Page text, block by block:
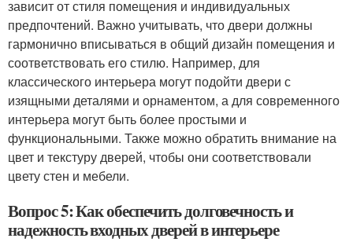
зависит от стиля помещения и индивидуальных
предпочтений. Важно учитывать, что двери должны
гармонично вписываться в общий дизайн помещения и
соответствовать его стилю. Например, для
классического интерьера могут подойти двери с
изящными деталями и орнаментом, а для современного
интерьера могут быть более простыми и
функциональными. Также можно обратить внимание на
цвет и текстуру дверей, чтобы они соответствовали
цвету стен и мебели.
Вопрос 5: Как обеспечить долговечность и
надежность входных дверей в интерьере